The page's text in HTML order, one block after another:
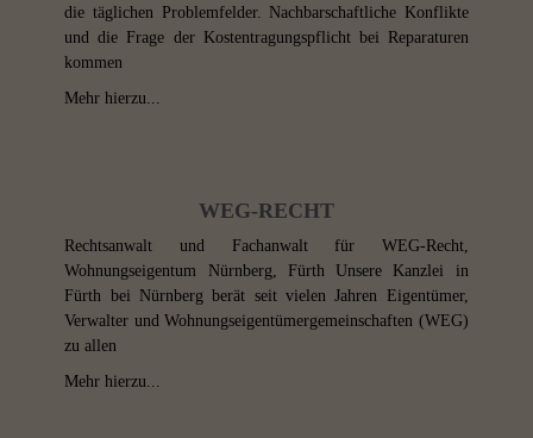
die täglichen Problemfelder. Nachbarschaftliche Konflikte
und die Frage der Kostentragungspflicht bei Reparaturen
kommen
Mehr hierzu...
WEG-RECHT
Rechtsanwalt und Fachanwalt für WEG-Recht,
Wohnungseigentum Nürnberg, Fürth Unsere Kanzlei in
Fürth bei Nürnberg berät seit vielen Jahren Eigentümer,
Verwalter und Wohnungseigentümergemeinschaften (WEG)
zu allen
Mehr hierzu...